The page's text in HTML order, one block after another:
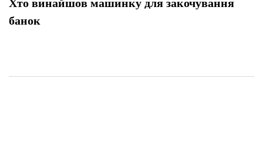
Хто винайшов машинку для закочування
банок